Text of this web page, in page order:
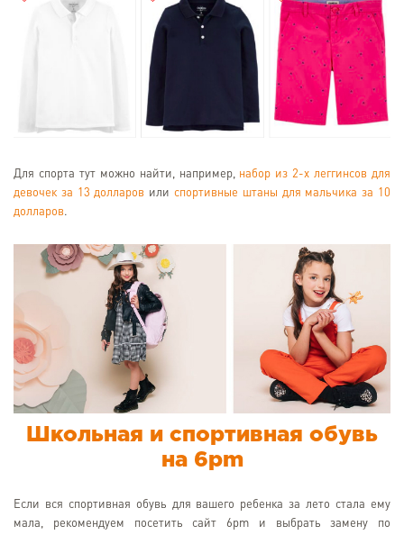
Для спорта тут можно найти, например, набор из 2-х леггинсов для
девочек за 13 долларов илиспортивные штаны для мальчика за 10
долларов.
Школьная и спортивная обувь
на 6pm
Если вся спортивная обувь для вашего ребенка за лето стала ему
мала, рекомендуем посетить сайт 6pm и выбрать замену по